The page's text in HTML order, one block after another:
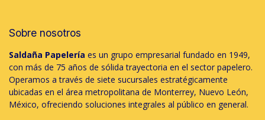
Sobre nosotros
Saldaña Papelería es un grupo empresarial fundado en 1949,
con más de 75 años de sólida trayectoria en el sector papelero.
Operamos a través de siete sucursales estratégicamente
ubicadas en el área metropolitana de Monterrey, Nuevo León,
México, ofreciendo soluciones integrales al público en general.